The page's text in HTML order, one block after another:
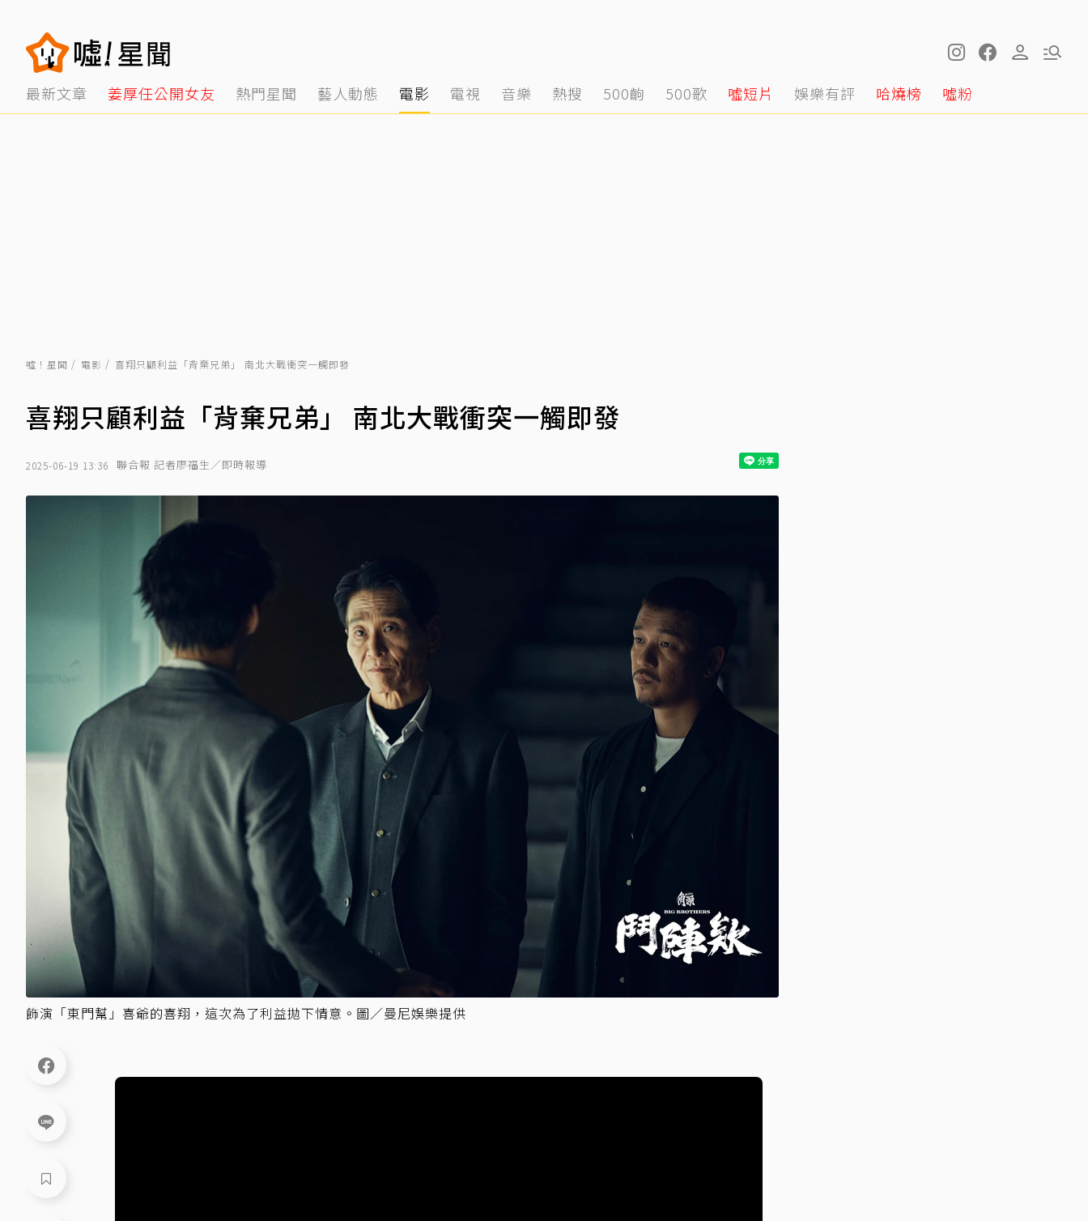
最新文章 姜厚任公開女友 熱門星聞 藝人動態 電影 電視 音樂 熱搜 500齣 500歌 噓短片 娛樂有評 哈燒榜 噓粉
噓！星聞 電影 喜翔只顧利益「背棄兄弟」 南北大戰衝突一觸即發
喜翔只顧利益「背棄兄弟」 南北大戰衝突一觸即發
2025-06-19 13:36 聯合報 記者廖福生／即時報導
飾演「東門幫」喜爺的喜翔，這次為了利益拋下情意。圖／曼尼娛樂提供